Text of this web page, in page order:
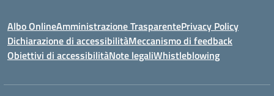
Albo OnlineAmministrazione TrasparentePrivacy Policy
Dichiarazione di accessibilitàMeccanismo di feedback
Obiettivi di accessibilitàNote legaliWhistleblowing